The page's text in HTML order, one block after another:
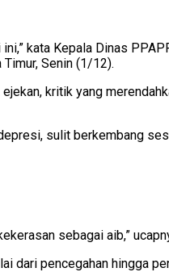
kata Kepala Dinas
Senin (1/12).
kritik yang
sulit berkembang
sebagai aib,”
dari pencegahan hingga